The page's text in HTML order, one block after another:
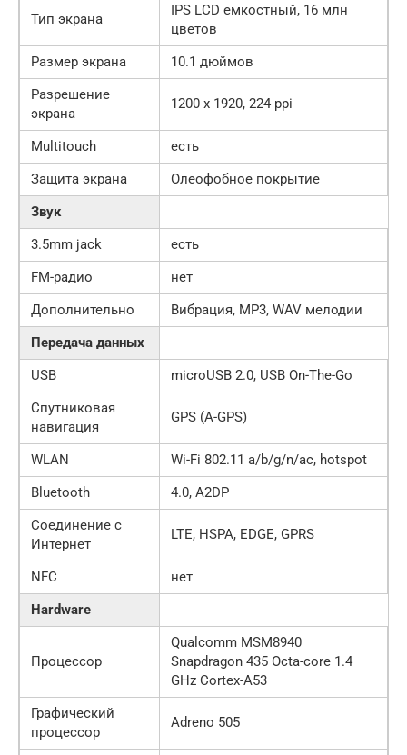
Тип экрана
IPS LCD емкостный, 16 млн
цветов
Размер экрана
10.1 дюймов
Разрешение
экрана
1200 x 1920, 224 ppi
Multitouch
есть
Защита экрана
Олеофобное покрытие
Звук
3.5mm jack
есть
FM-радио
нет
Дополнительно
Вибрация, MP3, WAV мелодии
Передача данных
USB
microUSB 2.0, USB On-The-Go
Спутниковая
навигация
GPS (A-GPS)
WLAN
Wi-Fi 802.11 a/b/g/n/ac, hotspot
Bluetooth
4.0, A2DP
Соединение с
Интернет
LTE, HSPA, EDGE, GPRS
NFC
нет
Hardware
Процессор
Qualcomm MSM8940
Snapdragon 435 Octa-core 1.4
GHz Cortex-A53
Графический
процессор
Adreno 505